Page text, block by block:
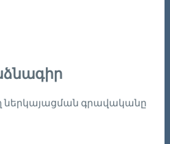
ներկայացման գրավականը